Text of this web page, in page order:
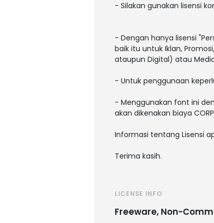
- Silakan gunakan lisensi
- Dengan hanya lisensi
baik itu untuk Iklan,
ataupun Digital) atau
- Untuk penggunaan
- Menggunakan font ini
akan dikenakan biaya
Informasi tentang Lisensi
Terima kasih.
LICENSE INFO
Freeware, Non-